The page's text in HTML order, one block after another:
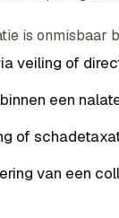
is onmisbaar
veiling of
een
of
van een